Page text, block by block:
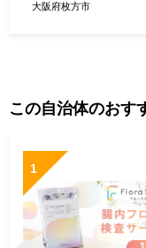
大阪府枚方市
この自治体のおす
1